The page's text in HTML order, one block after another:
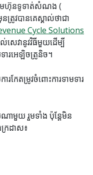
មហ៊ុនទូទាត់សំណង (
ត្រូវបានគេស្គាល់ថាជា
Cycle Solutions
ល់សេវានូវវិធីមួយដើម្បី
រអេឡិចត្រូនិច។
កែតម្រូវចំពោះការទាមទារ
ណាមួយ រួមទាំង ប៉ុន្តែមិន
រដាស៖